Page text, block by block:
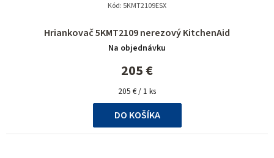
Hriankovač 5KMT2109 nerezový KitchenAid
Na objednávku
205 €
Jednotková
cena:
205 € / 1 ks
DO KOŠÍKA
Kód: 5KMT2109ESX